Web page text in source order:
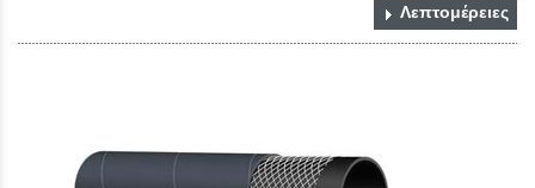
Λεπτομέρειες